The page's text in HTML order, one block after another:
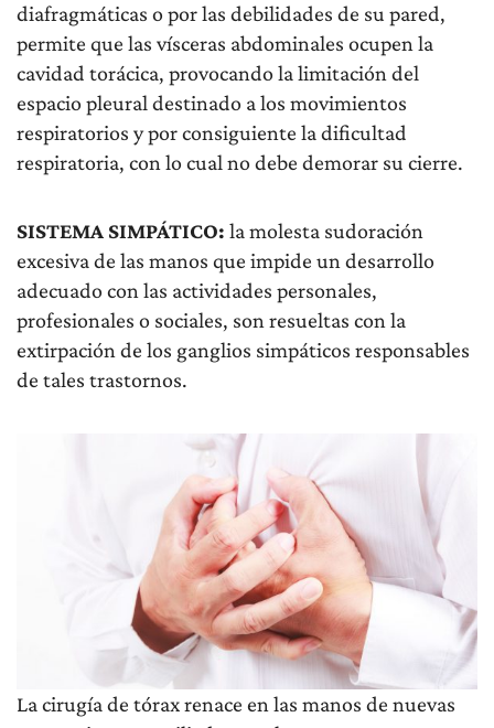
diafragmáticas o por las debilidades de su pared,
permite que las vísceras abdominales ocupen la
cavidad torácica, provocando la limitación del
espacio pleural destinado a los movimientos
respiratorios y por consiguiente la dificultad
respiratoria, con lo cual no debe demorar su cierre.
SISTEMA SIMPÁTICO: la molesta sudoración
excesiva de las manos que impide un desarrollo
adecuado con las actividades personales,
profesionales o sociales, son resueltas con la
extirpación de los ganglios simpáticos responsables
de tales trastornos.
La cirugía de tórax renace en las manos de nuevas